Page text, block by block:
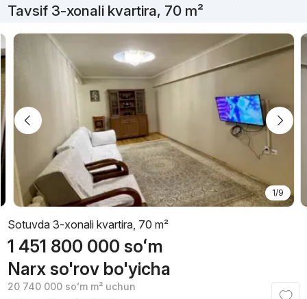
Tavsif 3-xonali kvartira, 70 m²
1/9
Sotuvda 3-xonali kvartira, 70 m²
1 451 800 000 soʻm
Narx so'rov bo'yicha
20 740 000 soʻmm² uchun